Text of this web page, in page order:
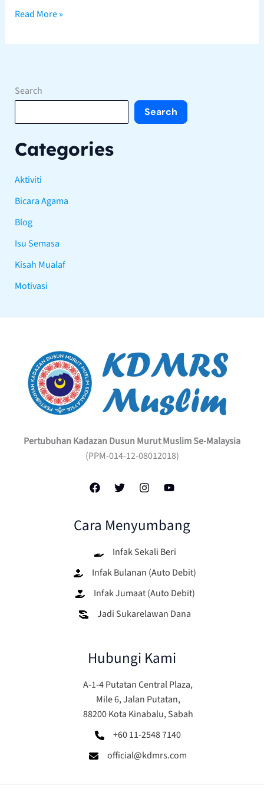
Read More »
Search
Search
Categories
Aktiviti
Bicara Agama
Blog
Isu Semasa
Kisah Mualaf
Motivasi
Pertubuhan Kadazan Dusun Murut Muslim Se-Malaysia
(PPM-014-12-08012018)
Cara Menyumbang
Infak Sekali Beri
Infak Bulanan (Auto Debit)
Infak Jumaat (Auto Debit)
Jadi Sukarelawan Dana
Hubungi Kami
A-1-4 Putatan Central Plaza,
Mile 6, Jalan Putatan,
88200 Kota Kinabalu, Sabah
+60 11-2548 7140
official@kdmrs.com